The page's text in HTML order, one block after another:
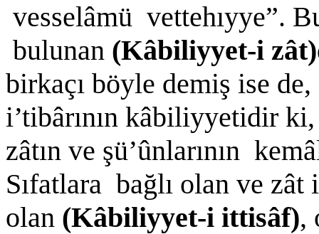
vesselâmü vettehıyye”.
bulunan (Kâbiliyyet-i zât)
birkaçı böyle demiş ise
i’tibârının kâbiliyyetidir
zâtın ve şü’ûnlarının
Sıfatlara bağlı olan ve zât
olan (Kâbiliyyet-i ittisâf),